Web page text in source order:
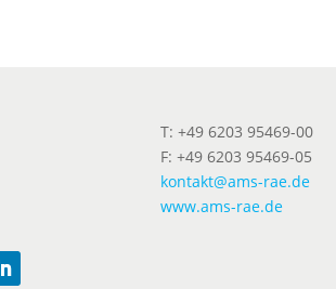
T: +49 6203 95469-00
F: +49 6203 95469-05
kontakt@ams-rae.de
www.ams-rae.de